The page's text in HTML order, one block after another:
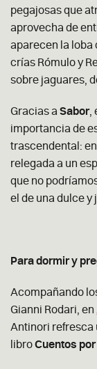
pegajosas que
aprovecha de
aparecen la loba
crías Rómulo y
sobre jaguares,
Gracias a Sabor,
importancia de
trascendental:
relegada a un
que no
el de una dulce y
Para dormir y
Acompañando
Gianni Rodari, en
Antinori refresca
libroCuentos